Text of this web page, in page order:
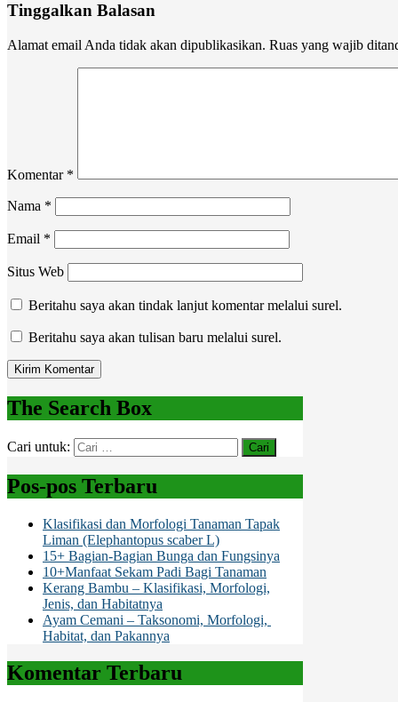
Tinggalkan Balasan
Alamat email Anda tidak akan dipublikasikan. Ruas yang wajib
Komentar *
Nama *
Email *
Situs Web
Beritahu saya akan tindak lanjut komentar melalui surel.
Beritahu saya akan tulisan baru melalui surel.
The Search Box
Cari untuk:
Pos-pos Terbaru
Klasifikasi dan Morfologi Tanaman Tapak
Liman (Elephantopus scaber L)
15+ Bagian-Bagian Bunga dan Fungsinya
10+Manfaat Sekam Padi Bagi Tanaman
Kerang Bambu – Klasifikasi, Morfologi,
Jenis, dan Habitatnya
Ayam Cemani – Taksonomi, Morfologi,
Habitat, dan Pakannya
Komentar Terbaru